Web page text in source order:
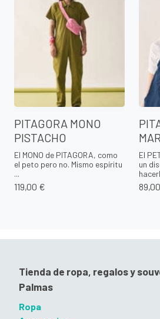
PITAGORA MONO
PISTACHO
El MONO de PITAGORA, como
el peto pero no. Mismo espíritu
...
119,00 €
El
un
Tienda de ropa, regalos y
Palmas
Ropa